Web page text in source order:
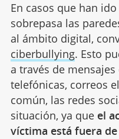
En casos que han
sobrepasa las
al ámbito digital,
ciberbullying. Esto
a través de
telefónicas, correos
común, las redes
situación, ya que el
víctima está fuera de